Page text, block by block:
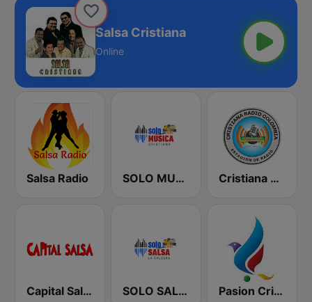
Salsa Cristiana
Online
Salsa Radio SOLO MUSICA CRISTIANA Cristiana Radio
Capital Salsa SOLO SALSA Pasion Cristiana